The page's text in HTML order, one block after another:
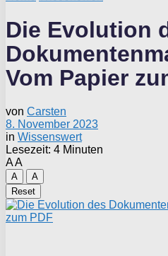
Die Evolution
Vom Papier
von Carsten
8. November 2023
in Wissenswert
Lesezeit: 4 Minuten
AA
A
A
Reset